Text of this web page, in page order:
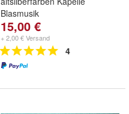
Blasmusik
15,00 €
+ 2,00 € Versand
4